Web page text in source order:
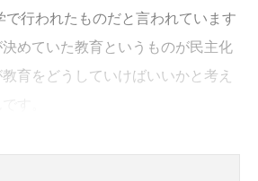
行われたものだと言われています
めていた教育というものが民主化
育をどうしていけばいいかと考え